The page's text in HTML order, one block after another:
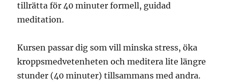
tillrätta för 40 minuter formell, guidad
meditation.
Kursen passar dig som vill minska stress, öka
kroppsmedvetenheten och meditera lite längre
stunder (40 minuter) tillsammans med andra.